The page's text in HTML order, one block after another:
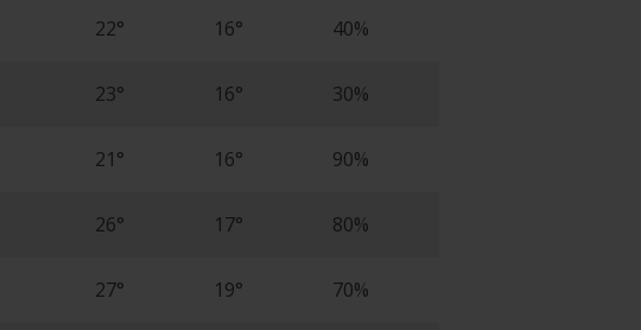
22° 16° 40%
23° 16° 30%
21° 16° 90%
26° 17° 80%
27° 19° 70%